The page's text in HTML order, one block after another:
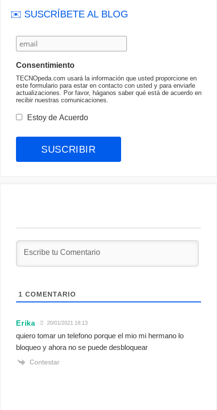
✉️ SUSCRÍBETE AL BLOG
Consentimiento
TECNOpeda.com usará la información que usted proporcione en
este formulario para estar en contacto con usted y para enviarle
actualizaciones. Por favor, háganos saber qué está de acuerdo en
recibir nuestras comunicaciones.
Estoy de Acuerdo
1 COMENTARIO
Erika 20/01/2021 18:13
quiero tomar un telefono porque el mio mi hermano lo
bloqueo y ahora no se puede desbloquear
Contestar